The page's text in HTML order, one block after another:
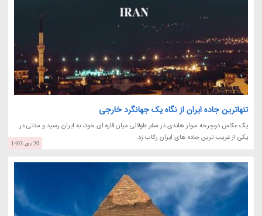
تنهاترین جاده ایران از نگاه یک جهانگرد خارجی
یک عکاس دوچرخه سوار هلندی در سفر طولانی میان قاره ای خود، به ایران رسید و مدتی در
یکی از غریب ترین جاده های ایران رکاب زد.
20 دی 1403